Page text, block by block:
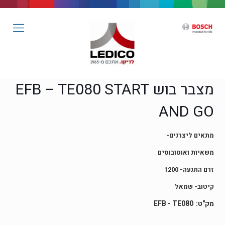
מצבר בוש EFB – TE080 START
AND GO
מתאים ליצרנים-
משאיות ואוטובוסים
זרם התנעה- 1200
קיטוב- שמאל
EFB - TE080